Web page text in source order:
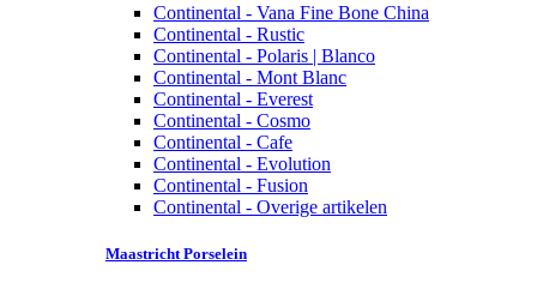
Continental - Vana Fine Bone China
Continental - Rustic
Continental - Polaris | Blanco
Continental - Mont Blanc
Continental - Everest
Continental - Cosmo
Continental - Cafe
Continental - Evolution
Continental - Fusion
Continental - Overige artikelen
Maastricht Porselein